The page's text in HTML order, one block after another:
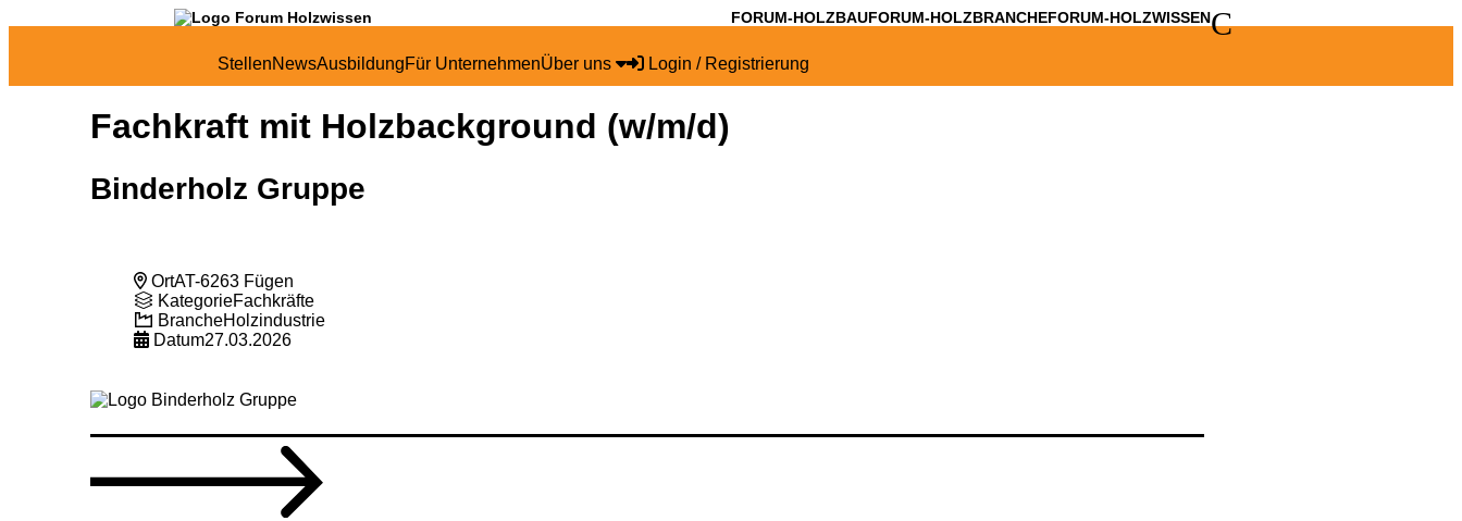
FORUM-HOLZBAUFORUM-HOLZBRANCHEFORUM-HOLZWISSENC
StellenNewsAusbildungFür UnternehmenÜber uns Login / Registrierung
Fachkraft mit Holzbackground (w/m/d)
Binderholz Gruppe
OrtAT-6263 Fügen
KategorieFachkräfte
BrancheHolzindustrie
Datum27.03.2026